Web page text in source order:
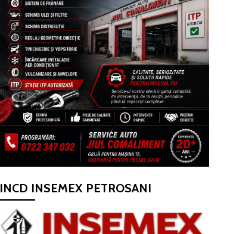
INCD INSEMEX PETROSANI